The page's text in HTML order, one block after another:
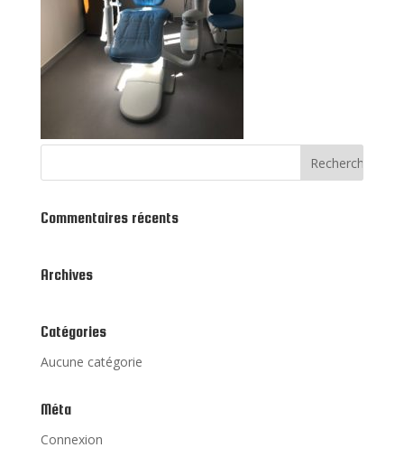
Commentaires récents
Archives
Catégories
Aucune catégorie
Méta
Connexion